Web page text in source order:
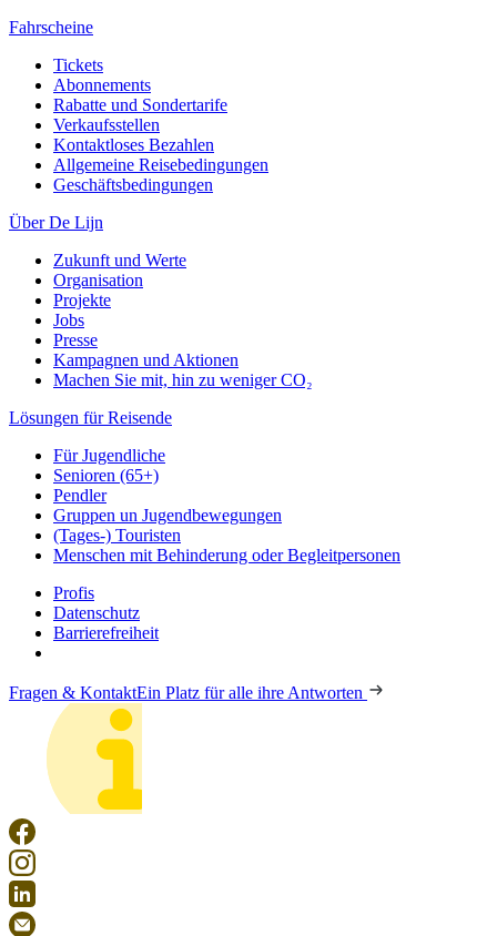
Fahrscheine
Tickets
Abonnements
Rabatte und Sondertarife
Verkaufsstellen
Kontaktloses Bezahlen
Allgemeine Reisebedingungen
Geschäftsbedingungen
Über De Lijn
Zukunft und Werte
Organisation
Projekte
Jobs
Presse
Kampagnen und Aktionen
Machen Sie mit, hin zu weniger CO₂
Lösungen für Reisende
Für Jugendliche
Senioren (65+)
Pendler
Gruppen un Jugendbewegungen
(Tages-) Touristen
Menschen mit Behinderung oder Begleitpersonen
Profis
Datenschutz
Barrierefreiheit
Fragen & KontaktEin Platz für alle ihre Antworten